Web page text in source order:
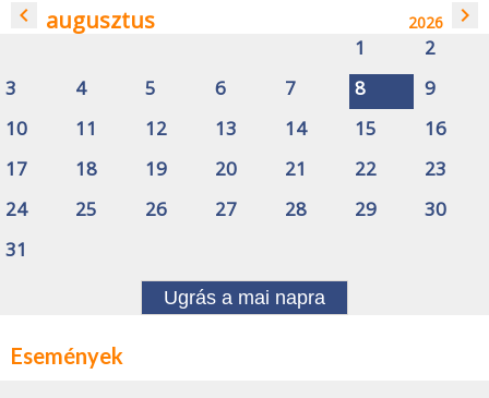
navigate_before augusztus 2026 navigate_next
1
2
3
4 5 6 7 8
9
10
11 12 13 14 15
16
17
18 19 20 21 22
23
24
25 26 27 28 29
30
31
Ugrás a mai napra
Események